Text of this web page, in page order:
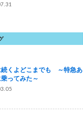
続くよどこまでも ～特急あ
ってみた～